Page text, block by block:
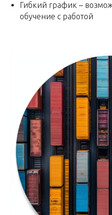
Гибкий график –
обучение с работой